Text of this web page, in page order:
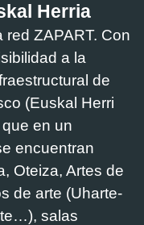
Herria
red ZAPART. Con
a la
de
(Euskal Herri
en un
encuentran
Oteiza, Artes de
de arte (Uharte-
salas